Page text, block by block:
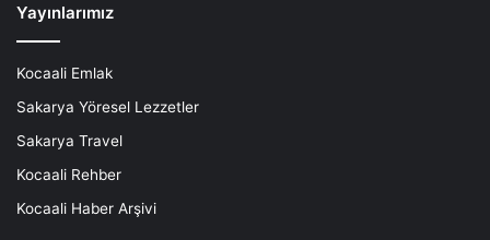
Yayınlarımız
Kocaali Emlak
Sakarya Yöresel Lezzetler
Sakarya Travel
Kocaali Rehber
Kocaali Haber Arşivi